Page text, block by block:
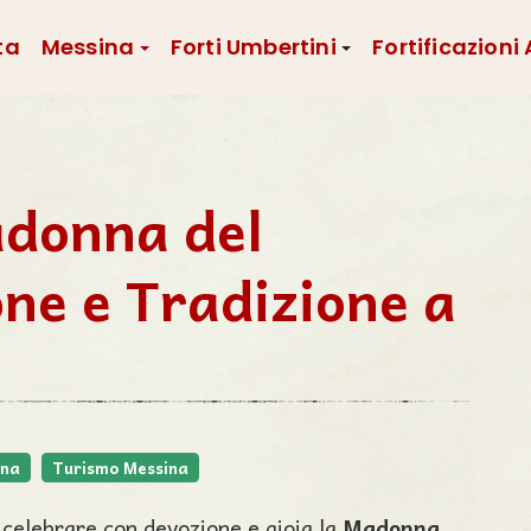
Messina Forti Umbertini Fortificazioni
del
e Tradizione a
Turismo Messina